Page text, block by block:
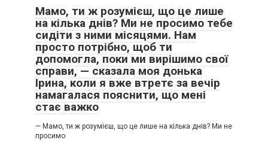
Мамо, ти ж розумієш, що це лише
на кілька днів? Ми не просимо тебе
сидіти з ними місяцями. Нам
просто потрібно, щоб ти
допомогла, поки ми вирішимо свої
справи, — сказала моя донька
Ірина, коли я вже втретє за вечір
намагалася пояснити, що мені
стає важко
— Мамо, ти ж розумієш, що це лише на кілька днів? Ми не
просимо